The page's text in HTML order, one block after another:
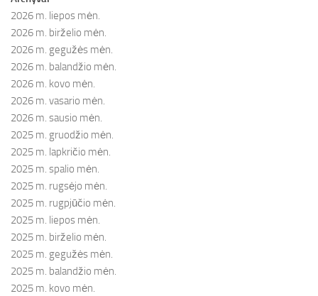
2026 m. liepos mėn.
2026 m. birželio mėn.
2026 m. gegužės mėn.
2026 m. balandžio mėn.
2026 m. kovo mėn.
2026 m. vasario mėn.
2026 m. sausio mėn.
2025 m. gruodžio mėn.
2025 m. lapkričio mėn.
2025 m. spalio mėn.
2025 m. rugsėjo mėn.
2025 m. rugpjūčio mėn.
2025 m. liepos mėn.
2025 m. birželio mėn.
2025 m. gegužės mėn.
2025 m. balandžio mėn.
2025 m. kovo mėn.